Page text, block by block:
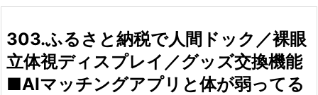
303.ふるさと納税で人間ドック／裸眼
立体視ディスプレイ／グッズ交換機能
■AIマッチングアプリと体が弱ってる